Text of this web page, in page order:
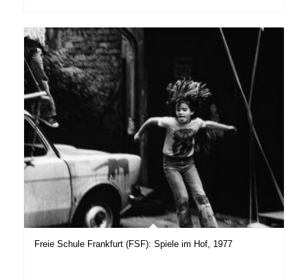
Freie Schule Frankfurt (FSF): Spiele im Hof, 1977